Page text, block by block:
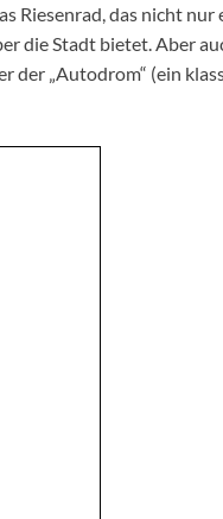
das nicht nur
die Stadt bietet. Aber
der „Autodrom“ (ein